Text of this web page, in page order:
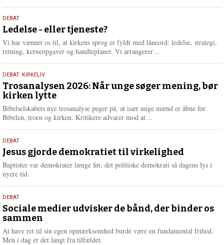
e
r
e
10.
juni
2026
DEBAT
Ledelse - eller tjeneste?
Vi har vænnet os til, at kirkens sprog er fyldt med låneord: ledelse, strategi,
retning, kerneopgaver og handleplaner. Vi arrangerer…
e
2.
juni
2026
DEBAT, KIRKELIV
Trosanalysen 2026: Når unge søger mening, bør
kirken lytte
Bibelselskabets nye trosanalyse peger på, at især unge mænd er åbne for
Bibelen, troen og kirken. Kritikere advarer mod at…
e
r
e
18.
maj
2026
DEBAT
Jesus gjorde demokratiet til virkelighed
Baptister var demokrater længe før, det politiske demokrati så dagens lys i
nyere tid.
18.
maj
2026
DEBAT
Sociale medier udvisker de bånd, der binder os
sammen
At have ret til sin egen opmærksomhed burde være en fundamental frihed.
Men i dag er det langt fra tilfældet.